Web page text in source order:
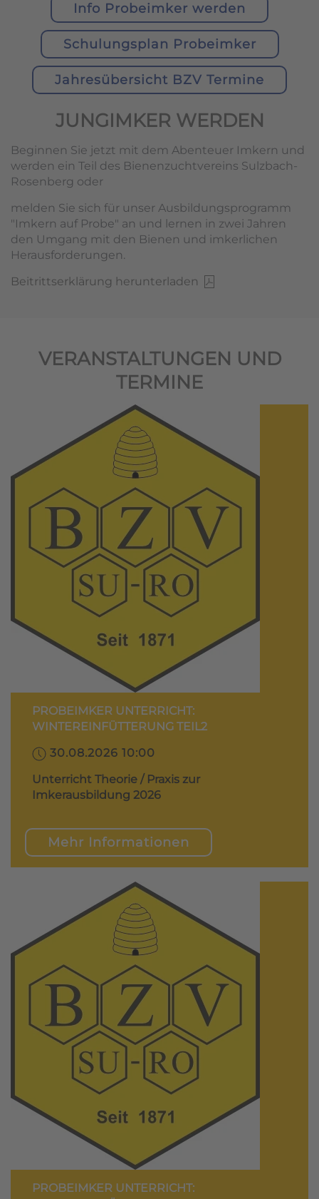
Info Probeimker werden
Schulungsplan Probeimker
Jahresübersicht BZV Termine
JUNGIMKER WERDEN
Beginnen Sie jetzt mit dem Abenteuer Imkern und
werden ein Teil des Bienenzuchtvereins Sulzbach-
Rosenberg oder
melden Sie sich für unser Ausbildungsprogramm
"Imkern auf Probe" an und lernen in zwei Jahren
den Umgang mit den Bienen und imkerlichen
Herausforderungen.
Beitrittserklärung herunterladen
VERANSTALTUNGEN UND
TERMINE
PROBEIMKER UNTERRICHT:
WINTEREINFÜTTERUNG TEIL2
30.08.2026 10:00
Unterricht Theorie / Praxis zur
Imkerausbildung 2026
Mehr Informationen
PROBEIMKER UNTERRICHT: